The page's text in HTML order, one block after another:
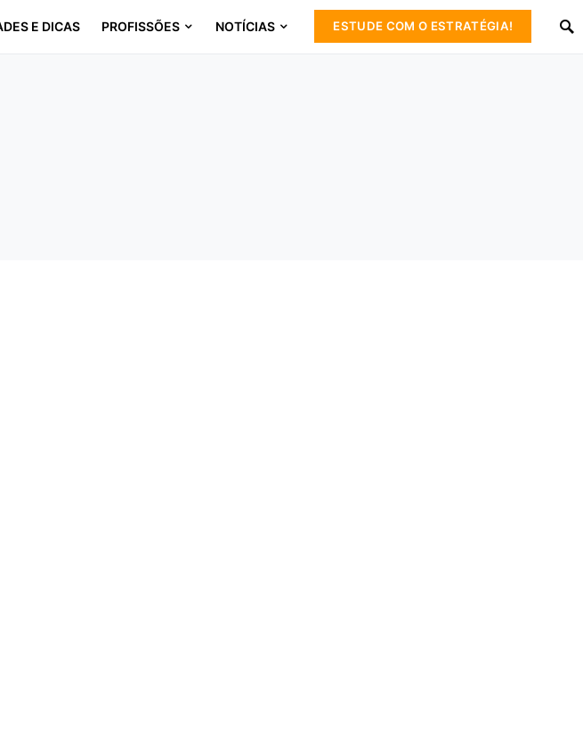
E DICAS PROFISSÕES NOTÍCIAS ESTUDE COM O ESTRATÉGIA!